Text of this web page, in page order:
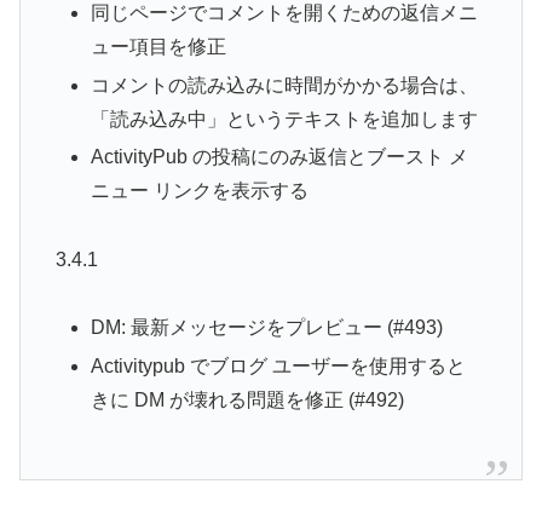
同じページでコメントを開くための返信メニ
ュー項目を修正
コメントの読み込みに時間がかかる場合は、
「読み込み中」というテキストを追加します
ActivityPub の投稿にのみ返信とブースト メ
ニュー リンクを表示する
3.4.1
DM: 最新メッセージをプレビュー (#493)
Activitypub でブログ ユーザーを使用すると
きに DM が壊れる問題を修正 (#492)